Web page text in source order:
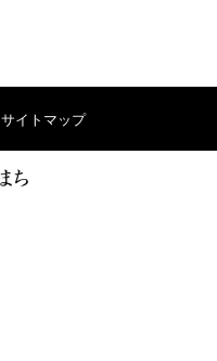
サイトマップ